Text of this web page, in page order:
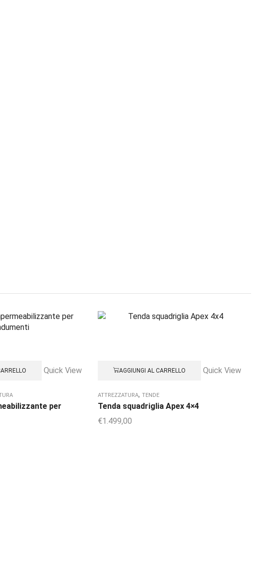
Quick View
per
AGGIUNGI AL CARRELLO Quick View
ATTREZZATURA, TENDE
Tenda squadriglia Apex 4×4
€1.499,00